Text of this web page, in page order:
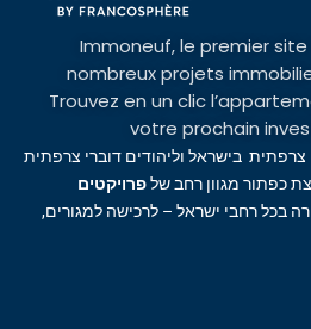
Immoneuf, le premier
nombreux projets
Trouvez en un clic
votre prochain
צרפתית בישראל וליהודים דוברי צרפתית
כפתור מגוון רחב שלפרויקטים
בכל רחבי ישראל – לרכישה למגורים,